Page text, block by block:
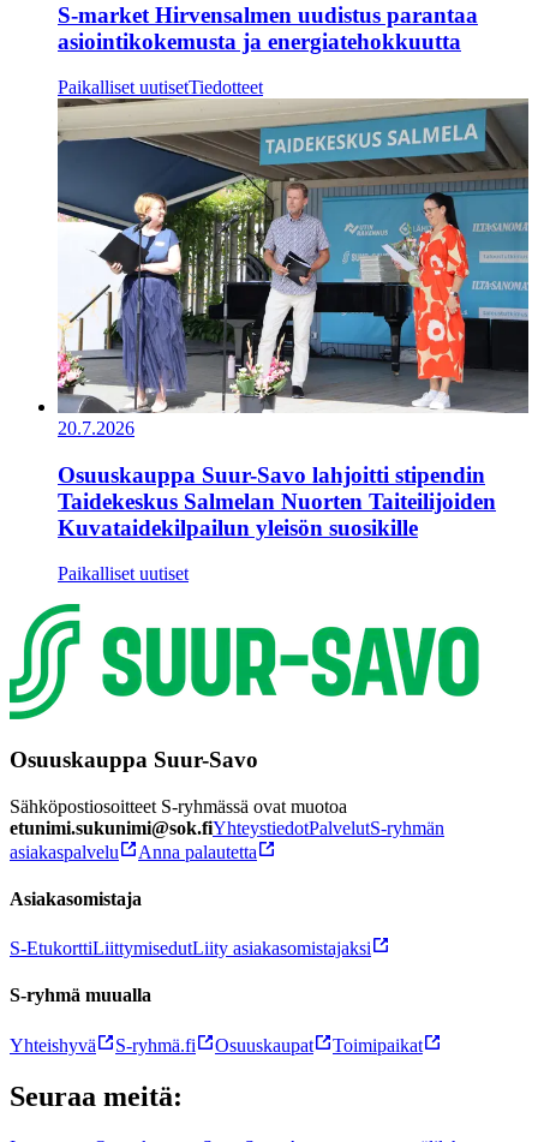
S-market Hirvensalmen uudistus parantaa
asiointikokemusta ja energiatehokkuutta
Paikalliset uutisetTiedotteet
20.7.2026
Osuuskauppa Suur-Savo lahjoitti stipendin
Taidekeskus Salmelan Nuorten Taiteilijoiden
Kuvataidekilpailun yleisön suosikille
Paikalliset uutiset
Osuuskauppa Suur-Savo
Sähköpostiosoitteet S-ryhmässä ovat muotoa
etunimi.sukunimi@sok.fiYhteystiedotPalvelutS-ryhmän
asiakaspalvelu
Anna palautetta
Asiakasomistaja
S-EtukorttiLiittymisedutLiity asiakasomistajaksi
S-ryhmä muualla
Yhteishyvä S-ryhmä.fi Osuuskaupat Toimipaikat
Seuraa meitä: